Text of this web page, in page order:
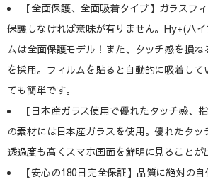
【全面保護、全面吸着タイプ】ガラスフ
保護しなければ意味が有りません。Hy+(ハ
ムは全面保護モデル！また、タッチ感を損
を採用。フィルムを貼ると自動的に吸着して
ても簡単です。
【日本産ガラス使用で優れたタッチ感、
の素材には日本産ガラスを使用。優れたタッ
透過度も高くスマホ画面を鮮明に見ることが
【安心の180日完全保証】品質に絶対の